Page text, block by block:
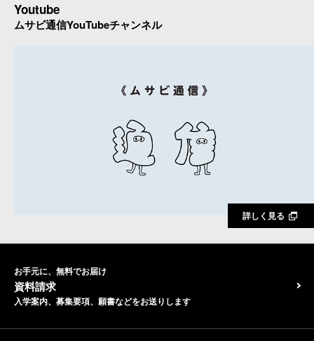
Youtube
ムサビ通信YouTubeチャンネル
詳しく見る
お手元に、無料でお届け
資料請求
入学案内、募集要項、願書などをお送りします